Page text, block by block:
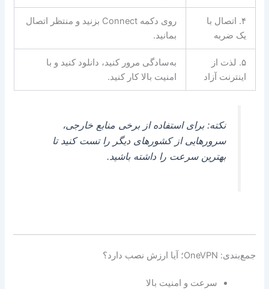
۴. اتصال با
یک ضربه
روی دکمه Connect بزنید و منتظر اتصال
بمانید.
۵. لذت از
اینترنت آزاد
به‌سادگی مرور کنید، دانلود کنید و با
امنیت بالا کار کنید.
نکته: برای استفاده از برخی منابع خارجی،
سرورهایی از کشورهای دیگر را تست کنید تا
بهترین سرعت را داشته باشید.
جمع‌بندی: OneVPN؛ آیا ارزش نصب دارد؟
سرعت و امنیت بالا